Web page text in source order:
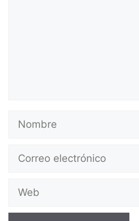
electrónico